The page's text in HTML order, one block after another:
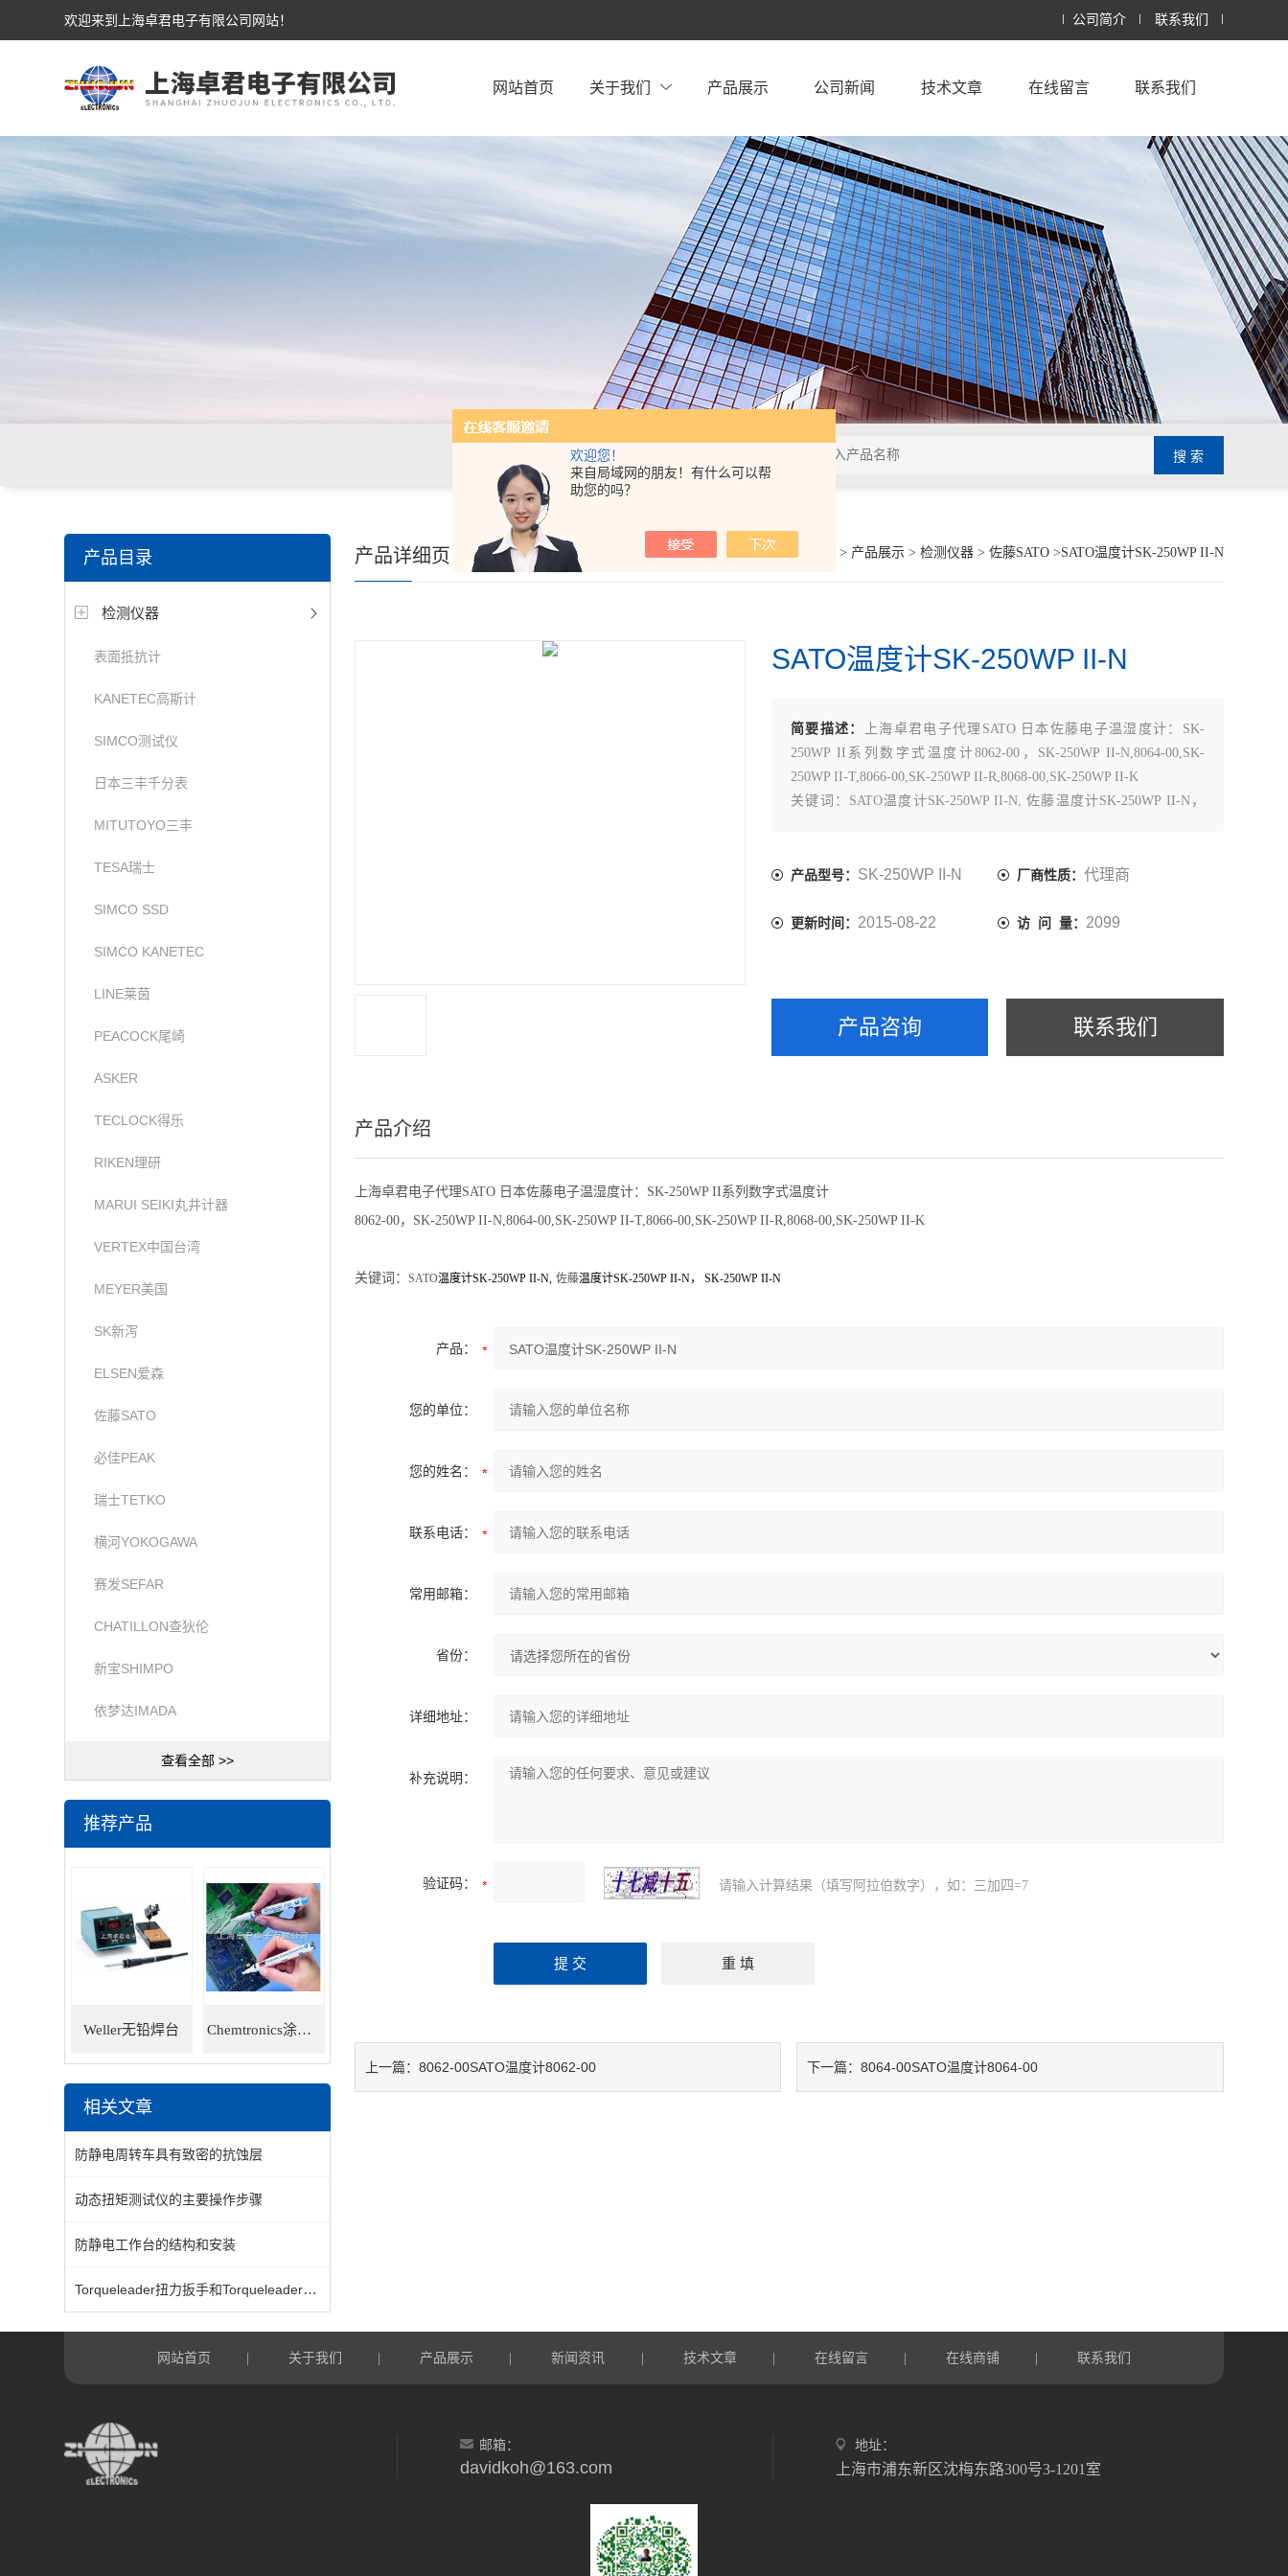
欢迎您！
来自局域网的朋友！有什么可以帮
助您的吗？
欢迎来到上海卓君电子有限公司网站！ 公司简介 联系我们
网站首页 关于我们 产品展示 公司新闻 技术文章 在线留言 联系我们
产品目录
检测仪器
表面抵抗计
KANETEC高斯计
SIMCO测试仪
日本三丰千分表
MITUTOYO三丰
TESA瑞士
SIMCO SSD
SIMCO KANETEC
LINE莱茵
PEACOCK尾崎
ASKER
TECLOCK得乐
RIKEN理研
MARUI SEIKI丸井计器
VERTEX中国台湾
MEYER美国
SK新泻
ELSEN爱森
佐藤SATO
必佳PEAK
瑞士TETKO
横河YOKOGAWA
赛发SEFAR
CHATILLON查狄伦
新宝SHIMPO
依梦达IMADA
查看全部 >>
推荐产品
Weller无铅焊台 Chemtronics涂层笔
相关文章
防静电周转车具有致密的抗蚀层
动态扭矩测试仪的主要操作步骤
防静电工作台的结构和安装
Torqueleader扭力扳手和Torqueleader扭力螺丝刀
你的位置： > 产品展示> 检测仪器> 佐藤SATO>SATO温度计SK-250WP II-N
产品详细页
SATO温度计SK-250WP II-N
简要描述：
上海卓君电子代理SATO 日本佐藤电子温湿度计：SK-
250WP II系列数字式温度计8062-00，SK-250WP II-N,8064-00,SK-
250WP II-T,8066-00,SK-250WP II-R,8068-00,SK-250WP II-K
关键词：SATO温度计SK-250WP II-N, 佐藤温度计SK-250WP II-N，
产品型号： SK-250WP II-N 厂商性质： 代理商
更新时间： 2015-08-22 访 问 量： 2099
产品咨询 联系我们
产品介绍
上海卓君电子代理SATO 日本佐藤电子温湿度计：SK-250WP II系列数字式温度计
8062-00，SK-250WP II-N,8064-00,SK-250WP II-T,8066-00,SK-250WP II-R,8068-00,SK-250WP II-K
关键词： SATO温度计SK-250WP II-N, 佐藤温度计SK-250WP II-N， SK-250WP II-N
产品：
您的单位：
您的姓名：
联系电话：
常用邮箱：
省份：
详细地址：
补充说明：
验证码： 请输入计算结果（填写阿拉伯数字），如：三加四=7
上一篇： 8062-00SATO温度计8062-00 下一篇：8064-00SATO温度计8064-00
网站首页 关于我们 产品展示 新闻资讯 技术文章 在线留言 在线商铺 联系我们
邮箱：
davidkoh@163.com
地址：
上海市浦东新区沈梅东路300号3-1201室